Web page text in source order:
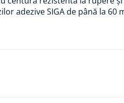
adezive SIGA de până la 60